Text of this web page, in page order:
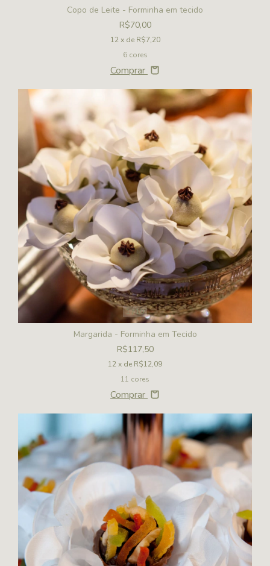
Copo de Leite - Forminha em tecido
R$70,00
12 x de R$7,20
6 cores
Comprar
1/10
Margarida - Forminha em Tecido
R$117,50
12x de R$12,09
11 cores
Comprar